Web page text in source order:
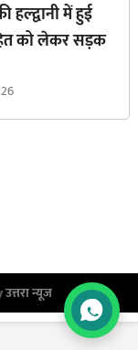
हल्द्वानी में हुई
को लेकर सड़क
उत्तरा न्यूज